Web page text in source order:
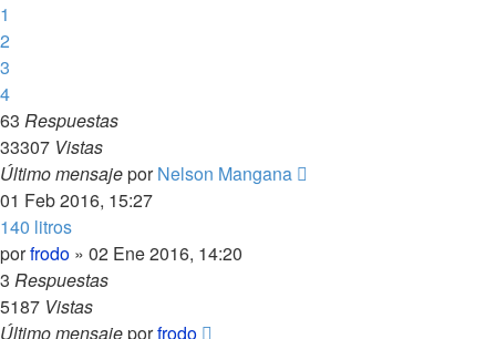
1
2
3
4
63 Respuestas
33307 Vistas
Último mensajeporNelson Mangana
01 Feb 2016, 15:27
140 litros
porfrodo » 02 Ene 2016, 14:20
3 Respuestas
5187 Vistas
Último mensajeporfrodo